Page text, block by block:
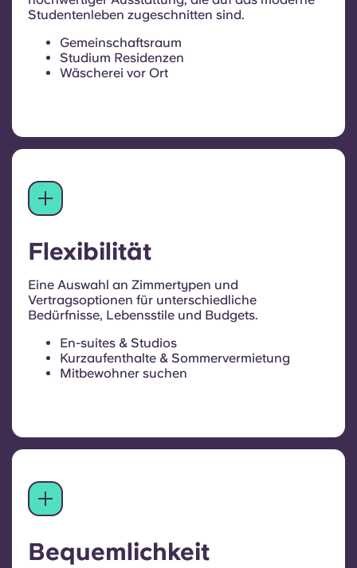
Studentenleben zugeschnitten sind.
Gemeinschaftsraum
Studium Residenzen
Wäscherei vor Ort
Flexibilität
Eine Auswahl an Zimmertypen und
Vertragsoptionen für unterschiedliche
Bedürfnisse, Lebensstile und Budgets.
En-suites & Studios
Kurzaufenthalte & Sommervermietung
Mitbewohner suchen
Bequemlichkeit